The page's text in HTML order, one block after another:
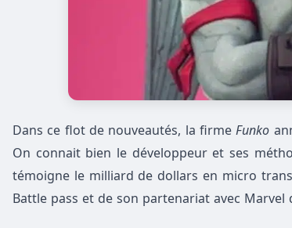
Dans ce flot de nouveautés, la firmeFunko
On connaitbien le développeur et ses
témoigne le milliard de dollars en micro
Battle pass et de son partenariat avec Marvel